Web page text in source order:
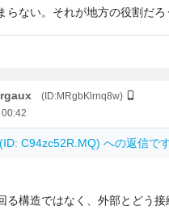
らない。それが地方の役割だろ
(ID:MRgbKlrnq8w)
C94zc52R.MQ) への返信で
る構造ではなく、外部とどう接